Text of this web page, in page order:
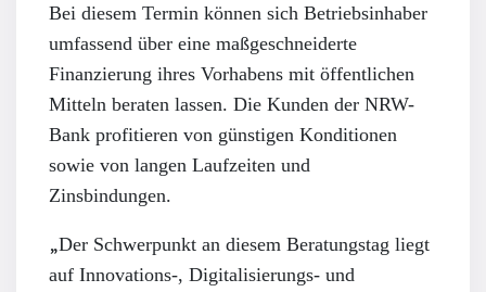
Bei diesem Termin können sich Betriebsinhaber
umfassend über eine maßgeschneiderte
Finanzierung ihres Vorhabens mit öffentlichen
Mitteln beraten lassen. Die Kunden der NRW-
Bank profitieren von günstigen Konditionen
sowie von langen Laufzeiten und
Zinsbindungen‎.
„Der Schwerpunkt an diesem Beratungstag liegt
auf Innovations-, Digitalisierungs- und